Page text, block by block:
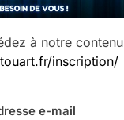
à notre contenu
inscription/
e-mail